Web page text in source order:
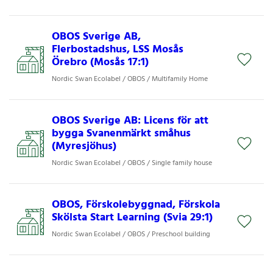
OBOS Sverige AB,
Flerbostadshus, LSS Mosås
Örebro (Mosås 17:1)
Nordic Swan Ecolabel / OBOS / Multifamily Home
OBOS Sverige AB: Licens för att
bygga Svanenmärkt småhus
(Myresjöhus)
Nordic Swan Ecolabel / OBOS / Single family house
OBOS, Förskolebyggnad, Förskola
Skölsta Start Learning (Svia 29:1)
Nordic Swan Ecolabel / OBOS / Preschool building